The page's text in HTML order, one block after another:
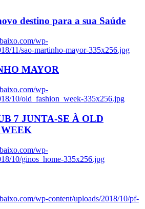
destino para a sua Saúde
wp-
11/sao-martinho-mayor-335x256.jpg
MAYOR
wp-
10/old_fashion_week-335x256.jpg
7 JUNTA-SE À OLD
wp-
10/ginos_home-335x256.jpg
wp-content/uploads/2018/10/pf-